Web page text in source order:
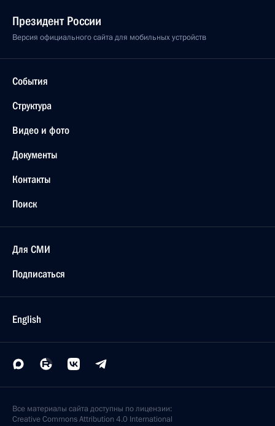
Президент России
Версия официального сайта для мобильных устройств
События
Структура
Видео и фото
Документы
Контакты
Поиск
Для СМИ
Подписаться
English
Все материалы сайта доступны по лицензии:
Creative Commons Attribution 4.0 International